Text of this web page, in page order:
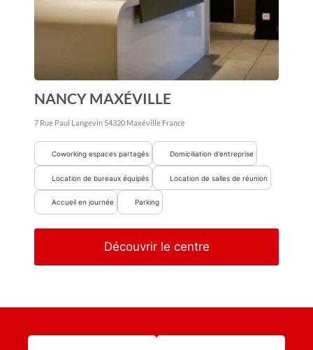
NANCY MAXÉVILLE
7 Rue Paul Langevin 54320 Maxéville France
Coworking espaces partagés Domiciliation d'entreprise
Location de bureaux équipés Location de salles de réunion
Accueil en journée Parking
Découvrir le centre